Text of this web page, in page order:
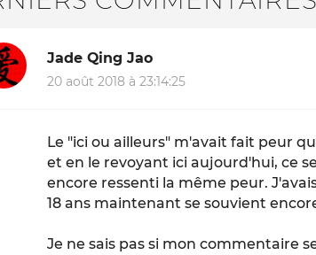
Jade Qing Jao
20 août 2018 à 23:14:25
Le "ici ou ailleurs" m'avait fait peur
et en le revoyant ici aujourd'hui, ce
encore ressenti la même peur.
18 ans maintenant se souvient
Je ne sais pas si mon commentaire